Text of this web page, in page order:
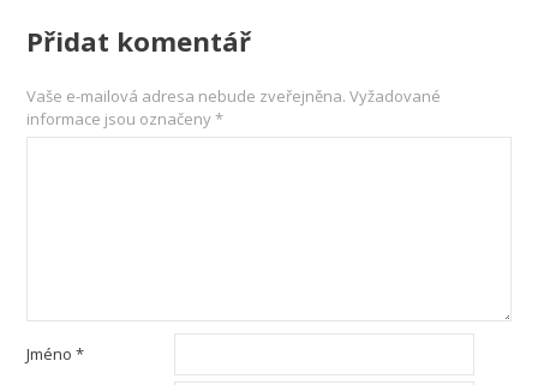
Přidat komentář
Vaše e-mailová adresa nebude zveřejněna. Vyžadované
informace jsou označeny*
Jméno*